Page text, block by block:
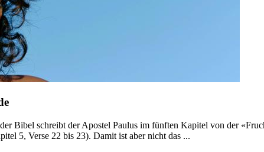
Bibel schreibt der Apostel Paulus im fünften Kapitel von der
5, Verse 22 bis 23). Damit ist aber nicht das ...